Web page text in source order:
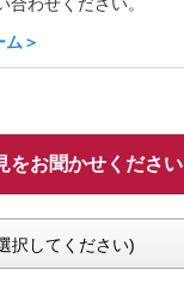
ム＞
をお聞かせください
択してください)